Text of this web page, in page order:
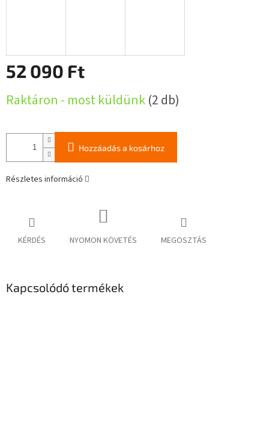
52 090 Ft
Raktáron - most küldünk(2 db)
Hozzáadás a kosárhoz
Részletes információ
KÉRDÉS NYOMON KÖVETÉS MEGOSZTÁS
Kapcsolódó termékek